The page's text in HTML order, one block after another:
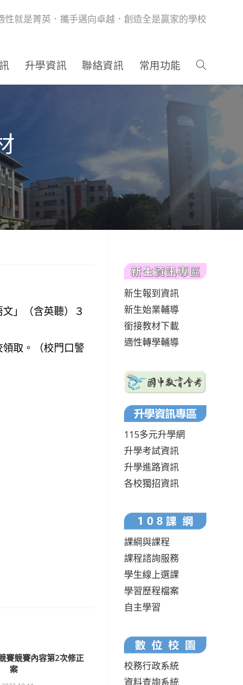
性就是菁英．攜手邁向卓越．創造全是贏家的學校
升學資訊 聯絡資訊 常用功能
」（含英聽）３
取。（校門口警
賽競賽內容第2次修正
案
新生報到資訊
新生始業輔導
銜接教材下載
適性轉學輔導
115多元升學網
升學考試資訊
升學進路資訊
各校獨招資訊
課綱與課程
課程諮詢服務
學生線上選課
學習歷程檔案
自主學習
校務行政系統
資料查詢系統